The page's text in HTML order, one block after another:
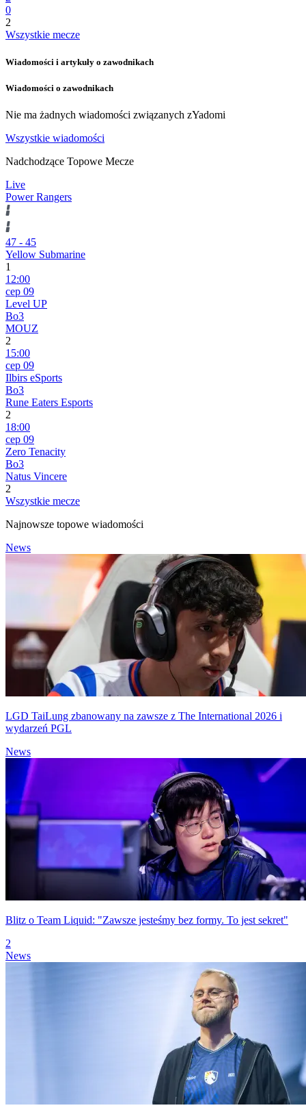
0
2
Wszystkie mecze
Wiadomości i artykuły o zawodnikach
Wiadomości o zawodnikach
Nie ma żadnych wiadomości związanych zYadomi
Wszystkie wiadomości
Nadchodzące Topowe Mecze
Live
Power Rangers
47 - 45
Yellow Submarine
1
12:00
сер 09
Level UP
Bo3
MOUZ
2
15:00
сер 09
Ilbirs eSports
Bo3
Rune Eaters Esports
2
18:00
сер 09
Zero Tenacity
Bo3
Natus Vincere
2
Wszystkie mecze
Najnowsze topowe wiadomości
News
LGD TaiLung zbanowany na zawsze z The International 2026 i
wydarzeń PGL
News
Blitz o Team Liquid: "Zawsze jesteśmy bez formy. To jest sekret"
2
News